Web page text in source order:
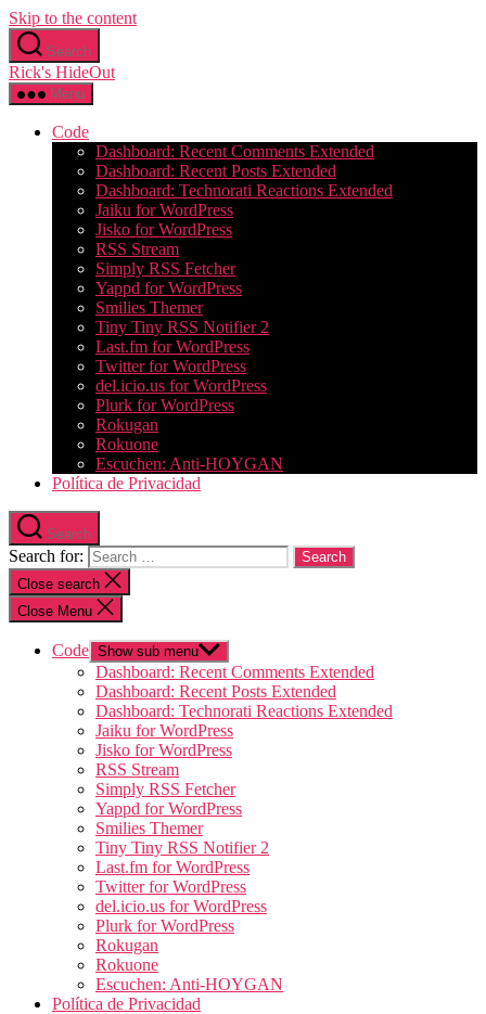
Skip to the content
Search
Rick's HideOut
Menu
Code
Dashboard: Recent Comments Extended
Dashboard: Recent Posts Extended
Dashboard: Technorati Reactions Extended
Jaiku for WordPress
Jisko for WordPress
RSS Stream
Simply RSS Fetcher
Yappd for WordPress
Smilies Themer
Tiny Tiny RSS Notifier 2
Last.fm for WordPress
Twitter for WordPress
del.icio.us for WordPress
Plurk for WordPress
Rokugan
Rokuone
Escuchen: Anti-HOYGAN
Política de Privacidad
Search
Search for:
Close search
Close Menu
Code Show sub menu
Dashboard: Recent Comments Extended
Dashboard: Recent Posts Extended
Dashboard: Technorati Reactions Extended
Jaiku for WordPress
Jisko for WordPress
RSS Stream
Simply RSS Fetcher
Yappd for WordPress
Smilies Themer
Tiny Tiny RSS Notifier 2
Last.fm for WordPress
Twitter for WordPress
del.icio.us for WordPress
Plurk for WordPress
Rokugan
Rokuone
Escuchen: Anti-HOYGAN
Política de Privacidad